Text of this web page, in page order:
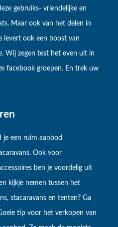
gebruiks- vriendelijke en
Maar ook van het delen in
levert ook een boost van
Wij zegen test het even uit in
facebook groepen. En trek uw
je een ruim aanbod
Ook voor
ben je voordelig uit
kijkje nemen tussen het
stacaravans en tenten? Ga
tip voor het verkopen van